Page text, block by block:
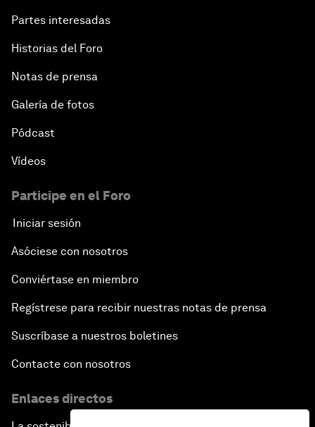
Partes interesadas
Historias del Foro
Notas de prensa
Galería de fotos
Pódcast
Vídeos
Participe en el Foro
Iniciar sesión
Asóciese con nosotros
Conviértase en miembro
Regístrese para recibir nuestras notas de prensa
Suscríbase a nuestros boletines
Contacte con nosotros
Enlaces directos